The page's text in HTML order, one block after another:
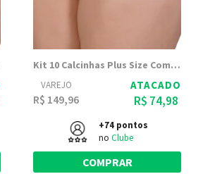
Kit 10 Calcinhas Plus Size Com Renda Na Frente Marcia - Dily Modas
VAREJO
R$ 149,96
ATACADO
R$ 74,98
+74 pontos
no Clube
COMPRAR